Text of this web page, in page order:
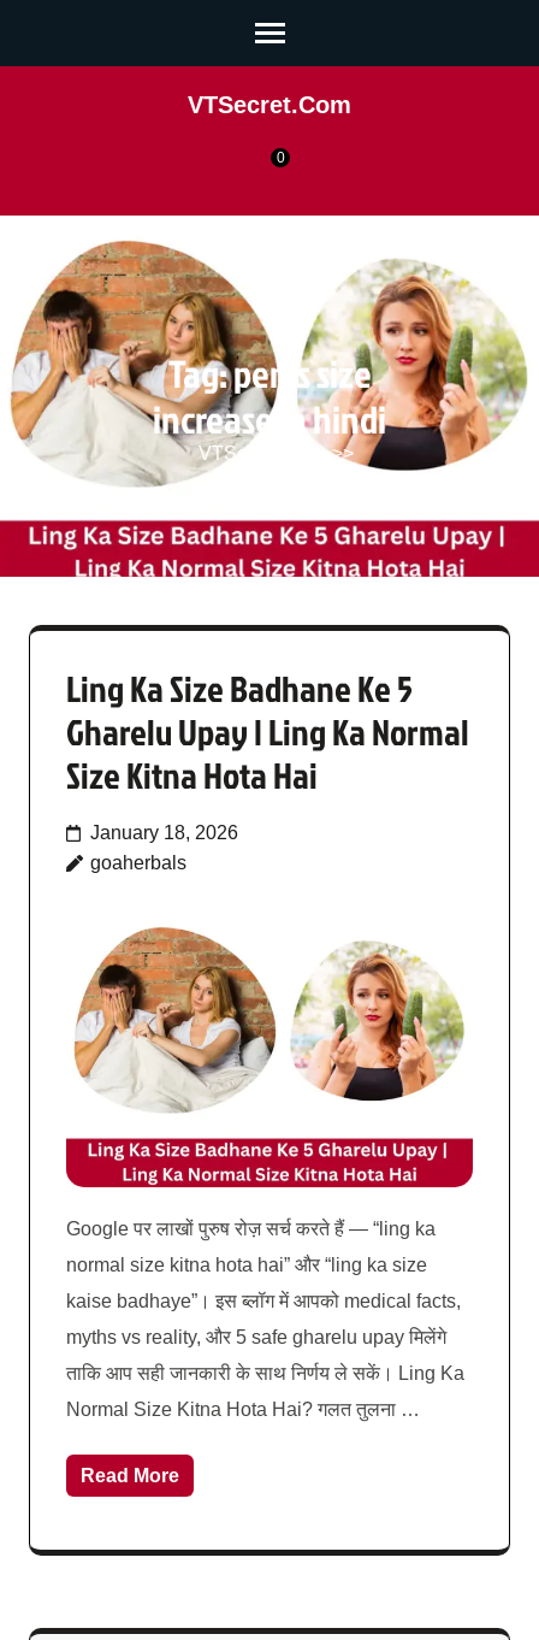
VTSecret.com
0
Tag:penis size
increase in hindi
VTSecret.com >>
Ling Ka Size Badhane Ke 5
Gharelu Upay | Ling Ka Normal
Size Kitna Hota Hai
January 18, 2026
goaherbals
Google पर लाखों पुरुष रोज़ सर्च करते हैं — “ling ka
normal size kitna hota hai” और “ling ka size
kaise badhaye”। इस ब्लॉग में आपको medical facts,
myths vs reality, और 5 safe gharelu upay मिलेंगे
ताकि आप सही जानकारी के साथ निर्णय ले सकें। Ling Ka
Normal Size Kitna Hota Hai? गलत तुलना …
Read More